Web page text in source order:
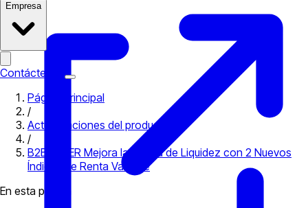
Empresa
Contáctenos
Página principal
/
Actualizaciones del producto
/
B2BROKER Mejora la Oferta de Liquidez con 2 Nuevos
Índices de Renta Variable
En esta página